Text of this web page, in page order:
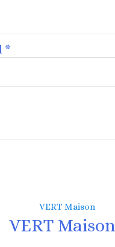
*
VERT Maison